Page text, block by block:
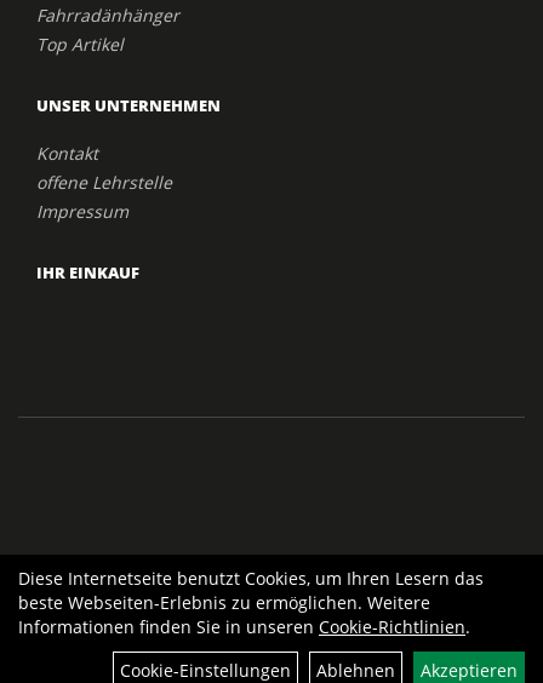
Fahrradänhänger
Top Artikel
UNSER UNTERNEHMEN
Kontakt
offene Lehrstelle
Impressum
IHR EINKAUF
Diese Internetseite benutzt Cookies, um Ihren Lesern das
beste Webseiten-Erlebnis zu ermöglichen. Weitere
Informationen finden Sie in unseren Cookie-Richtlinien.
Cookie-Einstellungen
Ablehnen Akzeptieren